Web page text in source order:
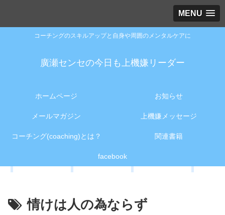
MENU
コーチングのスキルアップと自身や周囲のメンタルケアに
廣瀬センセの今日も上機嫌リーダー
ホームページ お知らせ
メールマガジン 上機嫌メッセージ
コーチング(coaching)とは？ 関連書籍
facebook
情けは人の為ならず